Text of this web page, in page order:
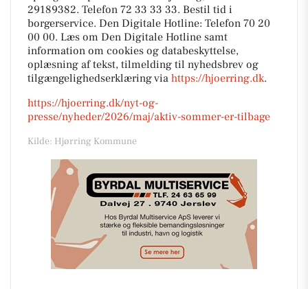
29189382. Telefon 72 33 33 33. Bestil tid i
borgerservice. Den Digitale Hotline: Telefon 70 20
00 00. Læs om Den Digitale Hotline samt
information om cookies og databeskyttelse,
oplæsning af tekst, tilmelding til nyhedsbrev og
tilgængelighedserklæring via https://hjoerring.dk.
https://hjoerring.dk/nyt-og-
presse/nyheder/2026/maj/aktiv-sommer-er-tilbage
Kilde: Hjørring Kommune